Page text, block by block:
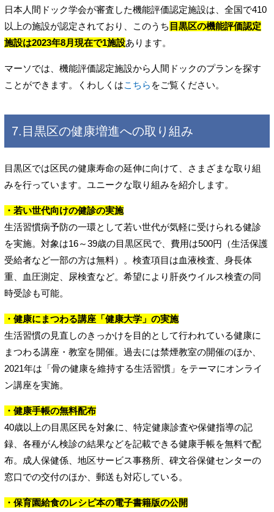
日本人間ドック学会が審査した機能評価認定施設は、全国で410
以上の施設が認定されており、このうち 目黒区の機能評価認定
施設は2023年8月現在で1施設あります。
マーソでは、機能評価認定施設から人間ドックのプランを探す
ことができます。くわしくはこちら をご覧ください。
7.目黒区の健康増進への取り組み
目黒区では区民の健康寿命の延伸に向けて、さまざまな取り組
みを行っています。ユニークな取り組みを紹介します。
・若い世代向けの健診の実施
生活習慣病予防の一環として若い世代が気軽に受けられる健診
を実施。対象は16～39歳の目黒区民で、費用は500円（生活保護
受給者など一部の方は無料）。検査項目は血液検査、身長体
重、血圧測定、尿検査など。希望により肝炎ウイルス検査の同
時受診も可能。
・健康にまつわる講座「健康大学」の実施
生活習慣の見直しのきっかけを目的として行われている健康に
まつわる講座・教室を開催。過去には禁煙教室の開催のほか、
2021年は「骨の健康を維持する生活習慣」をテーマにオンライ
ン講座を実施。
・健康手帳の無料配布
40歳以上の目黒区民を対象に、特定健康診査や保健指導の記
録、各種がん検診の結果などを記載できる健康手帳を無料で配
布。成人保健係、地区サービス事務所、碑文谷保健センターの
窓口での交付のほか、郵送も対応している。
・保育園給食のレシピ本の電子書籍版の公開